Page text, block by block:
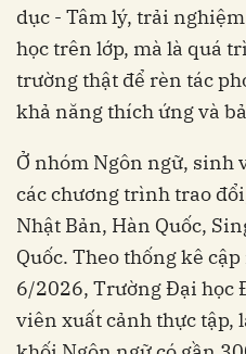
dục - Tâm lý, trải
học trên lớp, mà là quá
trường thật để rèn tác
khả năng thích ứng và
Ở nhóm Ngôn ngữ, sinh
các chương trình trao
Nhật Bản, Hàn Quốc,
Quốc. Theo thống kê
6/2026, Trường Đại học
viên xuất cảnh thực tập,